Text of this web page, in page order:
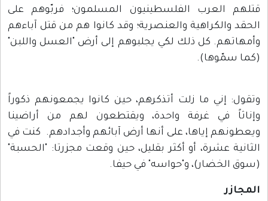
قتلهم العرب الفلسطينيون المسلمون؛ فربّوهم على
الحقد والكراهية والعنصرية؛ وقد كانوا هم من قتل آباءهم
وأمهاتهم. كل ذلك لكي يجلبوهم إلى أرض "العسل واللبن"
(كما سمّوها).
وتقول: إني ما زلت أتذكرهم، حين كانوا يجمعونهم ذكوراً
وإناثاً في غرفة واحدة، ويقتطعون لهم من أراضينا
ويعطونهم إياها، على أنها أرض آبائهم وأجدادهم. كنت في
الثانية عشرة، أو أكثر بقليل، حين وقعت مجزرتا: "الحسبة"
(سوق الخضار)، و"حواسه" في حيفا.
المجازر